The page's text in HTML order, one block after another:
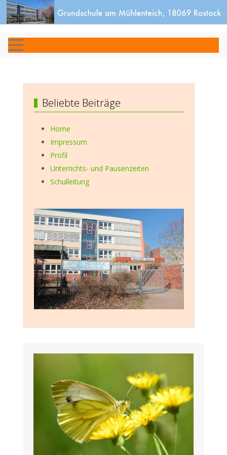
Beliebte Beiträge
Home
Impressum
Profil
Unterrichts- und Pausenzeiten
Schulleitung